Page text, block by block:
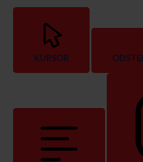
KURSOR